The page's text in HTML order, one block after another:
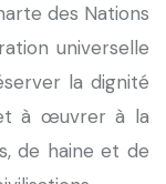
des Nations
universelle
la dignité
à œuvrer à la
de haine et de